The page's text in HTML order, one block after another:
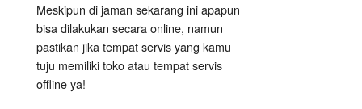
Meskipun di jaman sekarang ini apapun
bisa dilakukan secara online, namun
pastikan jika tempat servis yang kamu
tuju memiliki toko atau tempat servis
offline ya!